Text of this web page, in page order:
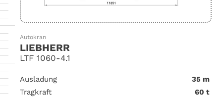
Autokran
LIEBHERR
LTF 1060-4.1
Ausladung
35 m
Tragkraft
60 t